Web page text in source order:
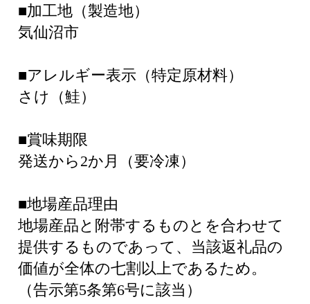
■加工地（製造地）
気仙沼市
■アレルギー表示（特定原材料）
さけ（鮭）
■賞味期限
発送から2か月（要冷凍）
■地場産品理由
地場産品と附帯するものとを合わせて
提供するものであって、当該返礼品の
価値が全体の七割以上であるため。
（告示第5条第6号に該当）